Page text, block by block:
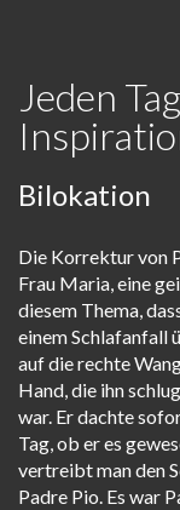
Jeden
Bilokation
Die Korrektur von
Frau Maria, eine
diesem Thema,
einem Schlafanfall
auf die rechte
Hand, die ihn
war. Er dachte
Tag, ob er es
vertreibt man den
Padre Pio. Es war